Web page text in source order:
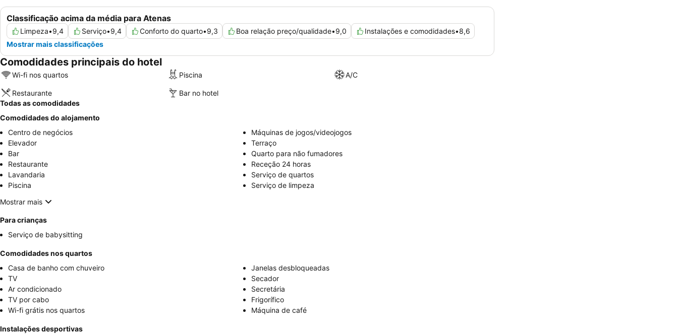
Classificação acima da média para Atenas
Limpeza•9,4 Serviço•9,4 Conforto do quarto•9,3 Boa relação preço/qualidade•9,0 Instalações e comodidades•8,6
Mostrar mais classificações
Comodidades principais do hotel
Wi-fi nos quartos Piscina A/C
Restaurante
Bar no hotel
Todas as comodidades
Comodidades do alojamento
Centro de negócios
Máquinas de jogos/videojogos
Elevador
Terraço
Bar
Quarto para não fumadores
Restaurante
Receção 24 horas
Lavandaria
Serviço de quartos
Piscina
Serviço de limpeza
Mostrar mais
Para crianças
Serviço de babysitting
Comodidades nos quartos
Casa de banho com chuveiro
Janelas desbloqueadas
TV
Secador
Ar condicionado
Secretária
TV por cabo
Frigorífico
Wi-fi grátis nos quartos
Máquina de café
Instalações desportivas